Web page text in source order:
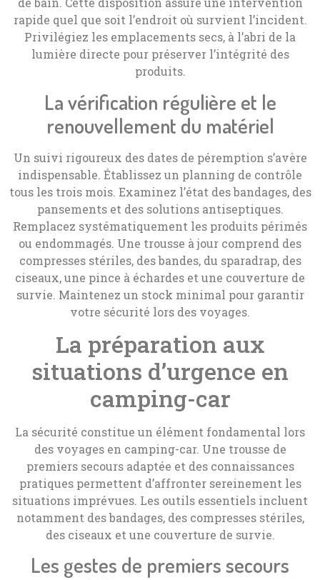
rapide quel que soit l’endroit où survient l’incident.
Privilégiez les emplacements secs, à l’abri de la
lumière directe pour préserver l’intégrité des
produits.
La vérification régulière et le
renouvellement du matériel
Un suivi rigoureux des dates de péremption s’avère
indispensable. Établissez un planning de contrôle
tous les trois mois. Examinez l’état des bandages, des
pansements et des solutions antiseptiques.
Remplacez systématiquement les produits périmés
ou endommagés. Une trousse à jour comprend des
compresses stériles, des bandes, du sparadrap, des
ciseaux, une pince à échardes et une couverture de
survie. Maintenez un stock minimal pour garantir
votre sécurité lors des voyages.
La préparation aux
situations d’urgence en
camping-car
La sécurité constitue un élément fondamental lors
des voyages en camping-car. Une trousse de
premiers secours adaptée et des connaissances
pratiques permettent d’affronter sereinement les
situations imprévues. Les outils essentiels incluent
notamment des bandages, des compresses stériles,
des ciseaux et une couverture de survie.
Les gestes de premiers secours